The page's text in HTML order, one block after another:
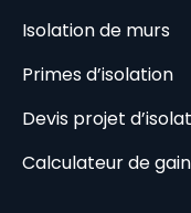
Isolation de murs
Primes d’isolation
Devis projet
Calculateur de